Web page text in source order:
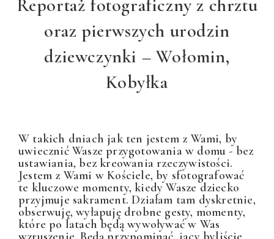
Reportaż fotograficzny z chrztu
oraz pierwszych urodzin
dziewczynki – Wołomin,
Kobyłka
W takich dniach jak ten jestem z Wami, by
uwiecznić Wasze przygotowania w domu - bez
ustawiania, bez kreowania rzeczywistości.
Jestem z Wami w Kościele, by sfotografować
te kluczowe momenty, kiedy Wasze dziecko
przyjmuje sakrament. Działam tam dyskretnie,
obserwuję, wyłapuję drobne gesty, momenty,
które po latach będą wywoływać w Was